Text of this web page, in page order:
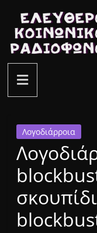
περιεχόμενο
Λογοδιάρροια